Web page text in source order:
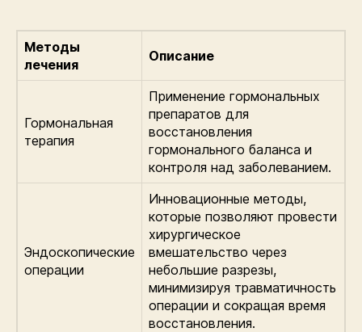
Методы
лечения
Описание
Гормональная
терапия
Применение гормональных
препаратов для
восстановления
гормонального баланса и
контроля над заболеванием.
Эндоскопические
операции
Инновационные методы,
которые позволяют провести
хирургическое
вмешательство через
небольшие разрезы,
минимизируя травматичность
операции и сокращая время
восстановления.